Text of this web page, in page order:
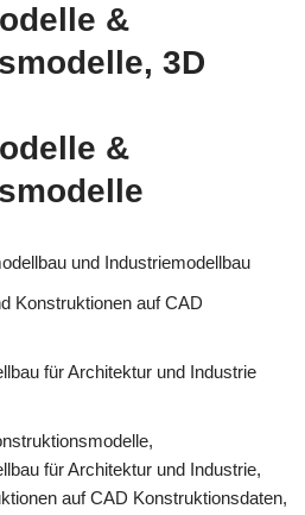
&
3D
&
und Industriemodellbau
Konstruktionen auf CAD
für Architektur und Industrie
für Architektur und Industrie,
auf CAD Konstruktionsdaten,